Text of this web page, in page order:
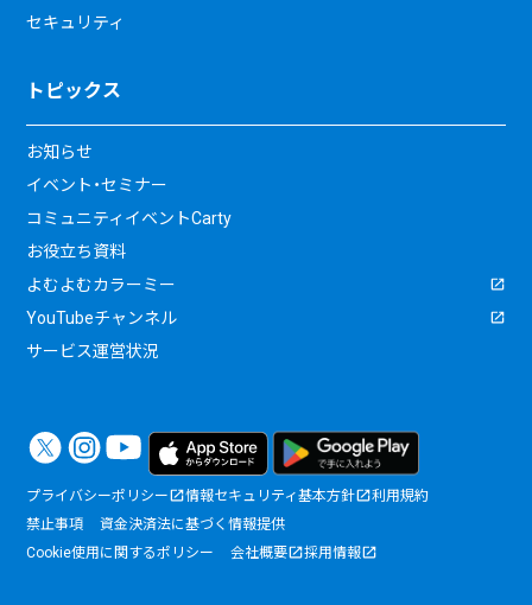
セキュリティ
トピックス
お知らせ
イベント・セミナー
コミュニティイベントCarty
お役立ち資料
よむよむカラーミー
YouTubeチャンネル
サービス運営状況
プライバシーポリシー 情報セキュリティ基本方針
利用規約
禁止事項
資金決済法に基づく情報提供
Cookie使用に関するポリシー
会社概要 採用情報